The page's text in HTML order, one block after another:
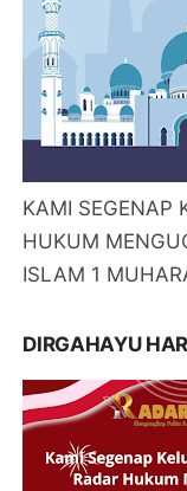
KAMI SEGENAP
HUKUM
ISLAM 1
DIRGAHAYU